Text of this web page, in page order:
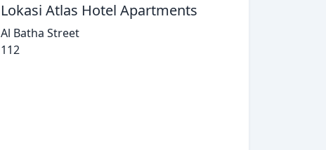
Lokasi Atlas Hotel Apartments
Al Batha Street
112